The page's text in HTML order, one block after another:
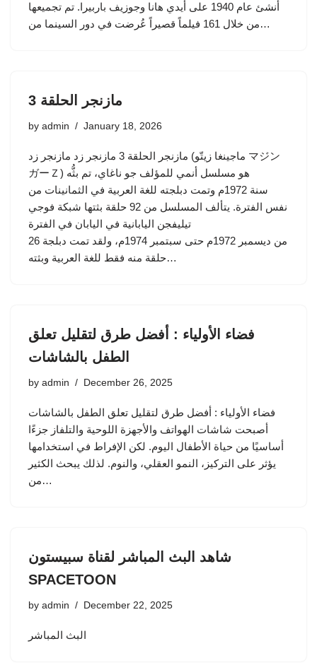
أُنشئ عام 1940 على أيدي هانا وجوزيف باربيرا. تم تجميعها
من خلال 161 فيلماً قصيراً عُرضت في دور السينما من…
مازنجر الحلقة 3
by admin January 18, 2026
مازنجر الحلقة 3 مازنجر زد مازنجر زد (ماجينغا زيتّو マジン
ガーＺ) هو مسلسل أنمي للمؤلف جو ناغاي، تم بثُّه
سنة 1972م وتمت دبلجته للغة العربية في الثمانينات من
نفس الفترة. يتألف المسلسل من 92 حلقة بثتها شبكة فوجي
تيليفجن اليابانية في اليابان في الفترة
من ديسمبر 1972م حتى سبتمبر 1974م، ولقد تمت دبلجة 26
حلقة منه فقط للغة العربية وبثته…
فضاء الأولياء : أفضل طرق لتقليل تعلق
الطفل بالشاشات
by admin December 26, 2025
فضاء الأولياء : أفضل طرق لتقليل تعلق الطفل بالشاشات
أصبحت شاشات الهواتف والأجهزة اللوحية والتلفاز جزءًا
أساسيًا من حياة الأطفال اليوم. لكن الإفراط في استخدامها
يؤثر على التركيز، النمو العقلي، والنوم. لذلك يبحث الكثير
من…
شاهد البث المباشر لقناة سبيستون
SPACETOON
by admin December 22, 2025
البث المباشر